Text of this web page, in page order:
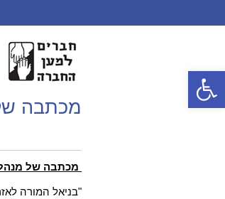
פתח סרגל נגישות
מכתבה
מכתבה של
"בניאל המורה